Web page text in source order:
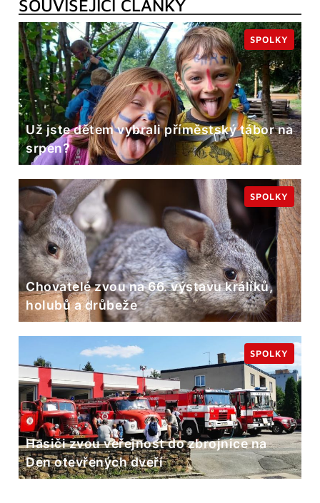
SOUVISEJÍCÍ ČLÁNKY
Už jste dětem vybrali příměstský tábor na
srpen?
SPOLKY
Chovatelé zvou na 66. výstavu králíků,
holubů a drůbeže
SPOLKY
Hasiči zvou veřejnost do zbrojnice na
Den otevřených dveří
SPOLKY